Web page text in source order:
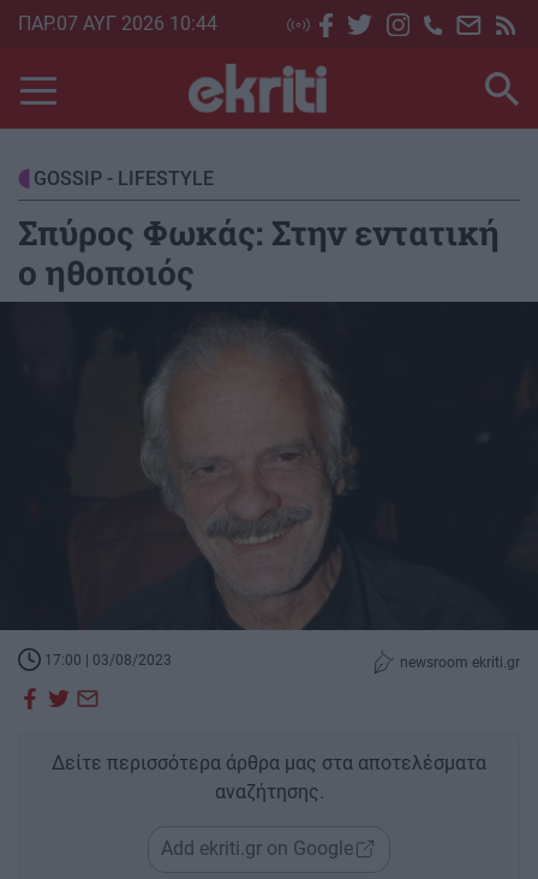
Skip
main
content
ΠΑΡ.07 ΑΥΓ 2026 10:44
GOSSIP - LIFESTYLE
Σπύρος Φωκάς: Στην εντατική
ο ηθοποιός
17:00 | 03/08/2023 newsroom ekriti.gr
Δείτε περισσότερα άρθρα μας στα αποτελέσματα
αναζήτησης.
Add ekriti.gr on Google